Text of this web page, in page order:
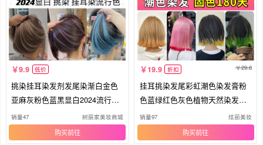
9.9 低价
挑染挂耳染发剂发尾染渐白金色
亚麻灰粉色蓝黑显白2024流行色
植物
销量47 树辰家美妆商城
购买
19.9 折扣 29.8
挂耳挑染发尾彩虹潮色染发膏粉
色蓝绿红色灰色植物天然染发剂
男女
销量97 炫丽美妆
购买